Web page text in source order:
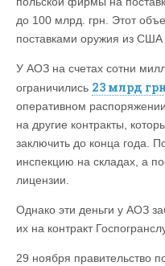
до 100 млрд. грн. Этот
поставками оружия из
У АОЗ на счетах сотни
ограничились 23 млрд
оперативном
на другие контракты,
заключить до конца года.
инспекцию на складах, а
лицензии.
Однако эти деньги у АОЗ
их на контракт
29 ноября правительство